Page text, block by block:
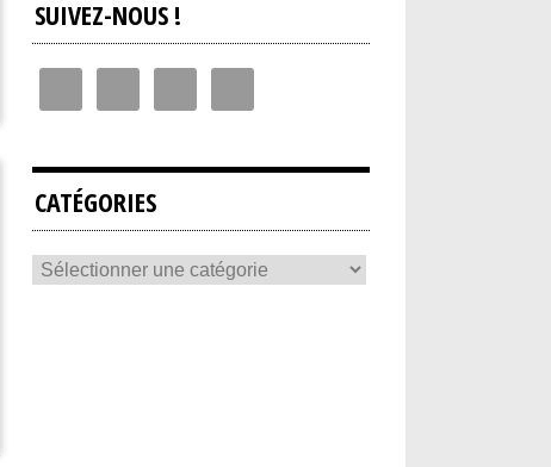
SUIVEZ-NOUS !
CATÉGORIES